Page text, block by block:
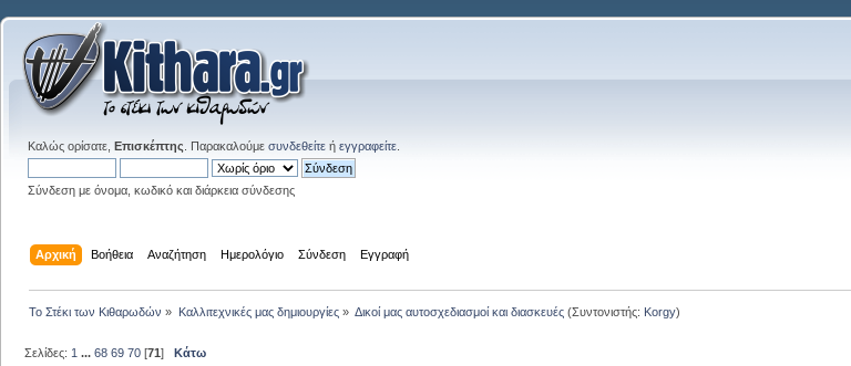
Καλώς ορίσατε, Επισκέπτης . Παρακαλούμε συνδεθείτε ή εγγραφείτε
Σύνδεση με όνομα, κωδικό και διάρκεια σύνδεσης
Αρχική Βοήθεια Αναζήτηση Ημερολόγιο Σύνδεση Εγγραφή
Το Στέκι των Κιθαρωδών » Καλλιτεχνικές μας δημιουργίες» Δικοί μας αυτοσχεδιασμοί και διασκευές(Συντονιστής: Korgy)
Σελίδες: 1 ...68 69 70 [71]Κάτω